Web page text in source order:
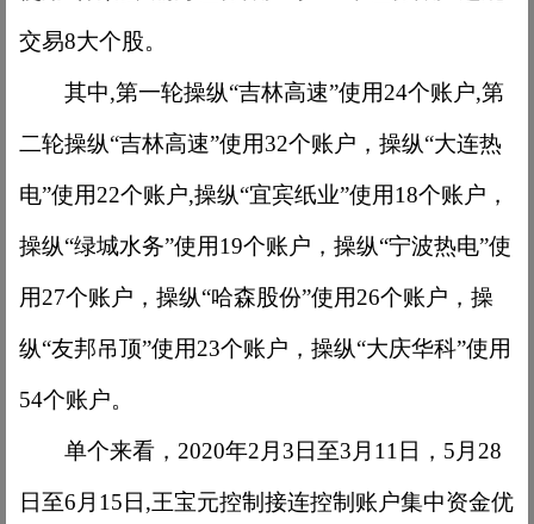
交易8大个股。
其中,第一轮操纵“吉林高速”使用24个账户,第
二轮操纵“吉林高速”使用32个账户，操纵“大连热
电”使用22个账户,操纵“宜宾纸业”使用18个账户，
操纵“绿城水务”使用19个账户，操纵“宁波热电”使
用27个账户，操纵“哈森股份”使用26个账户，操
纵“友邦吊顶”使用23个账户，操纵“大庆华科”使用
54个账户。
单个来看， 2020年2月3日至3月11日，5月28
日至6月15日,王宝元控制接连控制账户集中资金优